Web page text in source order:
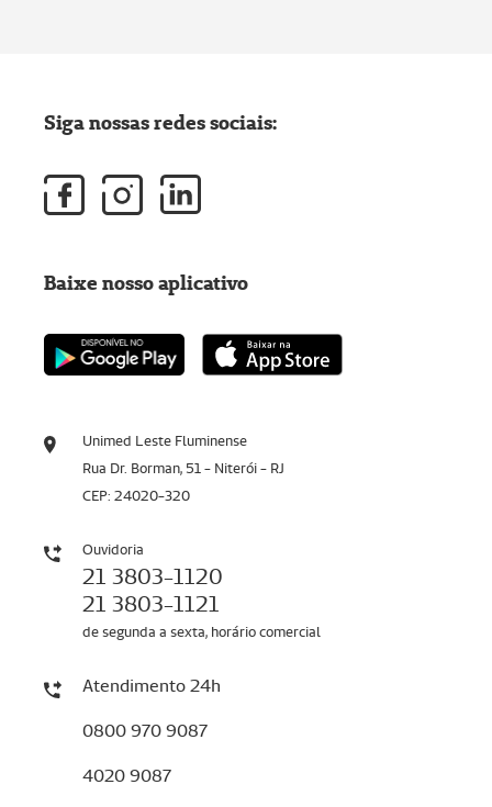
Unimed Leste Fluminense
Rua Dr. Borman, 51 - Niterói - RJ
CEP: 24020-320
Ouvidoria
21 3803-1120
21 3803-1121
de segunda a sexta, horário comercial
Atendimento 24h
0800 970 9087
4020 9087
Siga nossas redes sociais:
Baixe nosso aplicativo